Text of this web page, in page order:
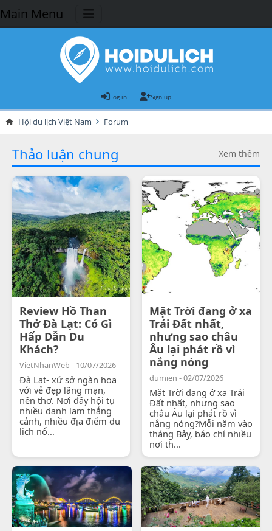
Main Menu
Log in Sign up
Hội du lịch Việt Nam Forum
Thảo luận chung Xem thêm
Review Hồ Than
Thở Đà Lạt: Có Gì
Hấp Dẫn Du
Khách?
VietNhanWeb - 10/07/2026
Đà Lạt- xứ sở ngàn hoa
với vẻ đẹp lãng mạn,
nên thơ. Nơi đây hội tụ
nhiều danh lam thắng
cảnh, nhiều địa điểm du
lịch nổ...
Mặt Trời đang ở xa
Trái Đất nhất,
nhưng sao châu
Âu lại phát rồ vì
nắng nóng
dumien - 02/07/2026
Mặt Trời đang ở xa Trái
Đất nhất, nhưng sao
châu Âu lại phát rồ vì
nắng nóng?Mỗi năm vào
tháng Bảy, báo chí nhiều
nơi th...